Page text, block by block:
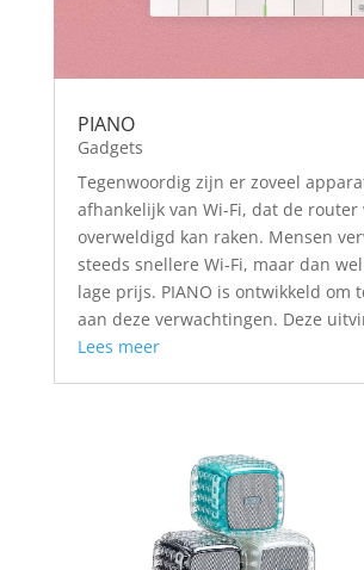
PIANO
Gadgets
Tegenwoordig zijn er zoveel
afhankelijk van Wi-Fi, dat de router
overweldigd kan raken. Mensen
steeds snellere Wi-Fi, maar dan
lage prijs. PIANO is ontwikkeld om
aan deze verwachtingen. Deze
Lees meer